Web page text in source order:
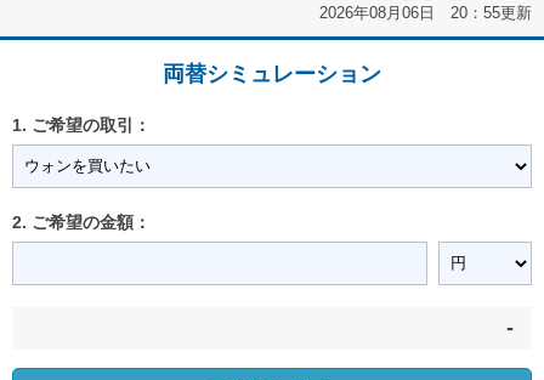
2026年08月06日 20：55更新
両替シミュレーション
1. ご希望の取引：
2. ご希望の金額：
-